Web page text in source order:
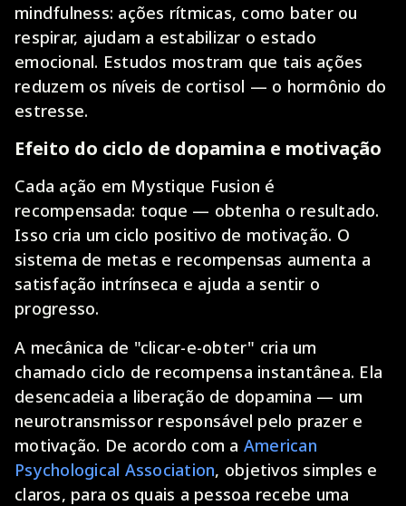
mindfulness: ações rítmicas, como bater ou
respirar, ajudam a estabilizar o estado
emocional. Estudos mostram que tais ações
reduzem os níveis de cortisol — o hormônio do
estresse.
Efeito do ciclo de dopamina e motivação
Cada ação em Mystique Fusion é
recompensada: toque — obtenha o resultado.
Isso cria um ciclo positivo de motivação. O
sistema de metas e recompensas aumenta a
satisfação intrínseca e ajuda a sentir o
progresso.
A mecânica de "clicar-e-obter" cria um
chamado ciclo de recompensa instantânea. Ela
desencadeia a liberação de dopamina — um
neurotransmissor responsável pelo prazer e
motivação. De acordo com a American
Psychological Association, objetivos simples e
claros, para os quais a pessoa recebe uma